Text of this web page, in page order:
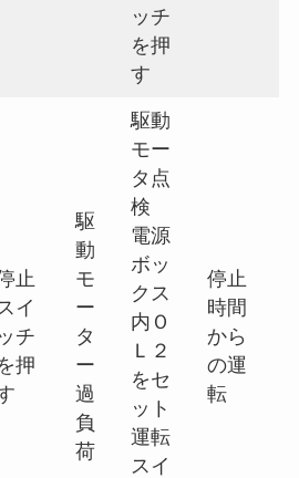
ッチ
を押
す
止
スイ
ッチ
押
駆
動
モ
ー
タ
ー
過
負
荷
駆動
モー
タ点
検
電源
ボッ
クス
内Ｏ
Ｌ２
をセ
ット
運転
スイ
停止
時間
から
の運
転